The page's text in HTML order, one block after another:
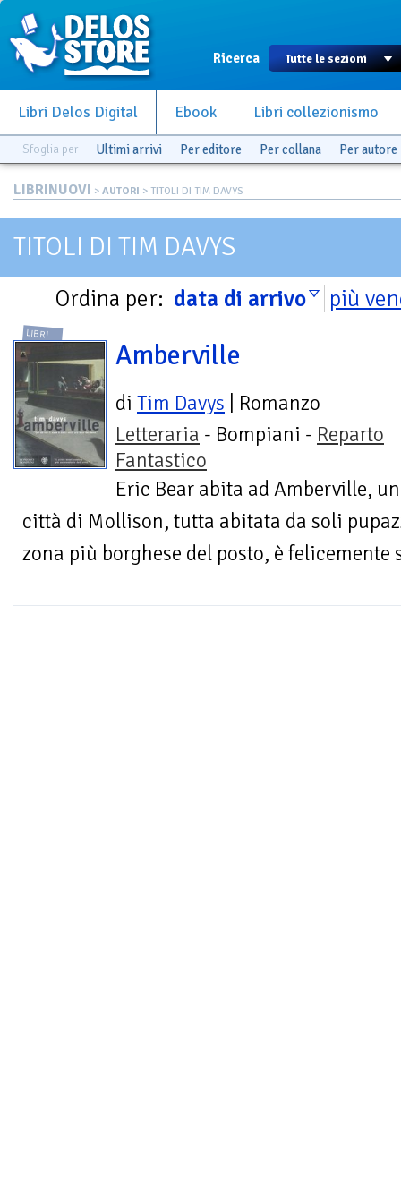
Ricerca
Libri Delos Digital Ebook Libri collezionismo
Sfoglia per Ultimi arrivi Per editore Per collana Per autore
LIBRINUOVI > AUTORI > TITOLI DI TIM DAVYS
TITOLI DI TIM DAVYS
Ordina per: data di arrivo più
LIBRI
Amberville
di Tim Davys | Romanzo
Letteraria - Bompiani - Reparto
Fantastico
Eric Bear abita ad Amberville,
città di Mollison, tutta abitata da soli
zona più borghese del posto, è felicemente